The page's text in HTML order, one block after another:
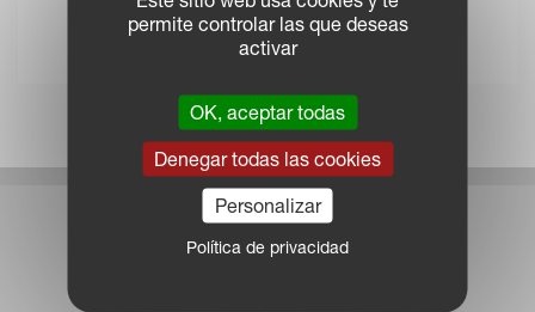
Portal de KvG
Aviso legal
permite controlar las que deseas
activar
OK, aceptar todas
Denegar todas las cookies
Personalizar
Política de privacidad